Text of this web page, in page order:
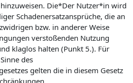
Die*Der Nutzer*in wird
Schadenersatzansprüche, die an
bzw. in anderer Weise
verstoßenden Nutzung
klaglos halten (Punkt 5.). Für
des
gelten die in diesem Gesetz